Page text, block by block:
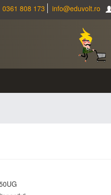
0361 808 173 info@eduvolt.ro